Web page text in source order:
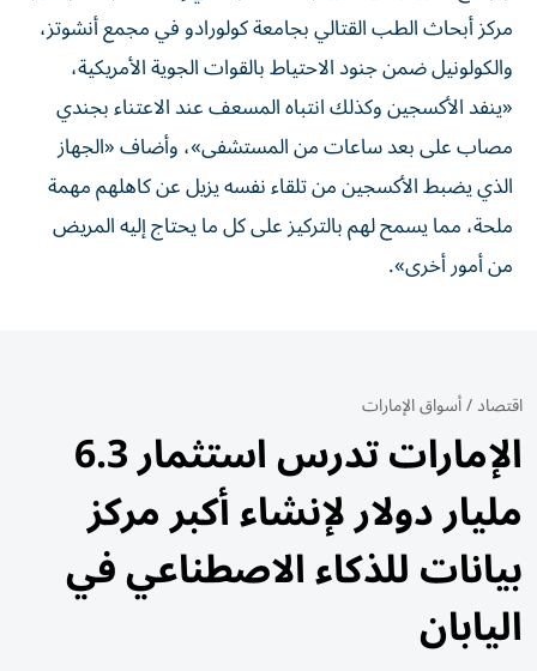
مركز أبحاث الطب القتالي بجامعة كولورادو في ‌مجمع أنشوتز،
والكولونيل ضمن جنود الاحتياط بالقوات الجوية الأمريكية،
«ينفد الأكسجين وكذلك انتباه المسعف عند الاعتناء بجندي
⁠مصاب على بعد ساعات من المستشفى»، وأضاف «الجهاز
الذي يضبط الأكسجين ​من تلقاء نفسه يزيل عن كاهلهم مهمة
ملحة، مما يسمح لهم بالتركيز على كل ما يحتاج إليه المريض
من أمور ⁠أخرى».
اقتصاد/أسواق الإمارات
الإمارات تدرس استثمار 6.3
مليار دولار لإنشاء أكبر مركز
بيانات للذكاء الاصطناعي في
اليابان